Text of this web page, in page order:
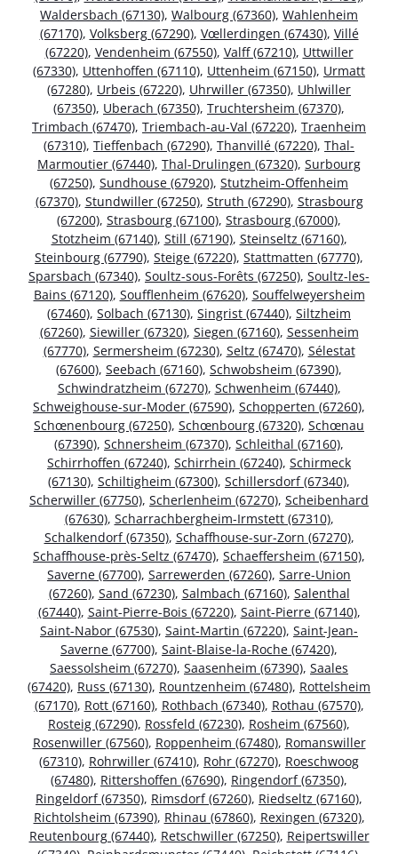
Waldersbach (67130), Walbourg (67360), Wahlenheim
(67170), Volksberg (67290), Vœllerdingen (67430), Villé
(67220), Vendenheim (67550), Valff (67210), Uttwiller
(67330), Uttenhoffen (67110), Uttenheim (67150), Urmatt
(67280), Urbeis (67220), Uhrwiller (67350), Uhlwiller
(67350), Uberach (67350), Truchtersheim (67370),
Trimbach (67470), Triembach-au-Val (67220), Traenheim
(67310), Tieffenbach (67290), Thanvillé (67220), Thal-
Marmoutier (67440), Thal-Drulingen (67320), Surbourg
(67250), Sundhouse (67920), Stutzheim-Offenheim
(67370), Stundwiller (67250), Struth (67290), Strasbourg
(67200), Strasbourg (67100), Strasbourg (67000),
Stotzheim (67140), Still (67190), Steinseltz (67160),
Steinbourg (67790), Steige (67220), Stattmatten (67770),
Sparsbach (67340), Soultz-sous-Forêts (67250), Soultz-les-
Bains (67120), Soufflenheim (67620), Souffelweyersheim
(67460), Solbach (67130), Singrist (67440), Siltzheim
(67260), Siewiller (67320), Siegen (67160), Sessenheim
(67770), Sermersheim (67230), Seltz (67470), Sélestat
(67600), Seebach (67160), Schwobsheim (67390),
Schwindratzheim (67270), Schwenheim (67440),
Schweighouse-sur-Moder (67590), Schopperten (67260),
Schœnenbourg (67250), Schœnbourg (67320), Schœnau
(67390), Schnersheim (67370), Schleithal (67160),
Schirrhoffen (67240), Schirrhein (67240), Schirmeck
(67130), Schiltigheim (67300), Schillersdorf (67340),
Scherwiller (67750), Scherlenheim (67270), Scheibenhard
(67630), Scharrachbergheim-Irmstett (67310),
Schalkendorf (67350), Schaffhouse-sur-Zorn (67270),
Schaffhouse-près-Seltz (67470), Schaeffersheim (67150),
Saverne (67700), Sarrewerden (67260), Sarre-Union
(67260), Sand (67230), Salmbach (67160), Salenthal
(67440), Saint-Pierre-Bois (67220), Saint-Pierre (67140),
Saint-Nabor (67530), Saint-Martin (67220), Saint-Jean-
Saverne (67700), Saint-Blaise-la-Roche (67420),
Saessolsheim (67270), Saasenheim (67390), Saales
(67420), Russ (67130), Rountzenheim (67480), Rottelsheim
(67170), Rott (67160), Rothbach (67340), Rothau (67570),
Rosteig (67290), Rossfeld (67230), Rosheim (67560),
Rosenwiller (67560), Roppenheim (67480), Romanswiller
(67310), Rohrwiller (67410), Rohr (67270), Roeschwoog
(67480), Rittershoffen (67690), Ringendorf (67350),
Ringeldorf (67350), Rimsdorf (67260), Riedseltz (67160),
Richtolsheim (67390), Rhinau (67860), Rexingen (67320),
Reutenbourg (67440), Retschwiller (67250), Reipertswiller